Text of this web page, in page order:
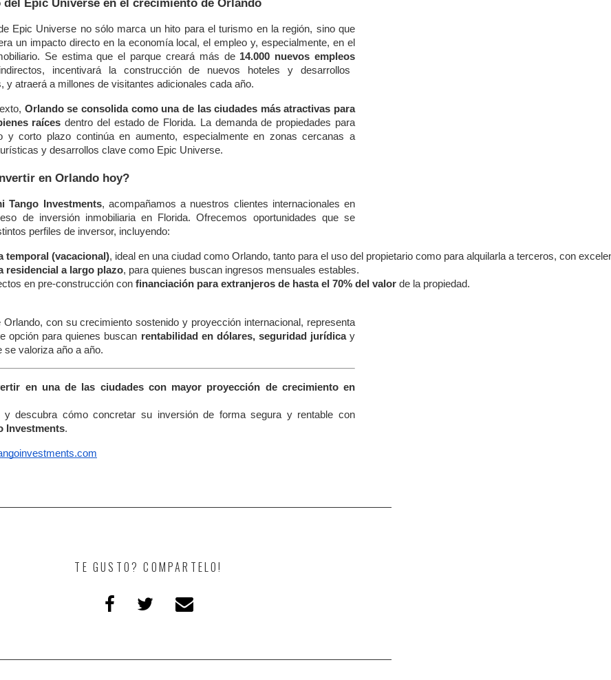
del Epic Universe en el crecimiento de Orlando
Epic Universe no sólo marca un hito para el turismo en la región, sino que
un impacto directo en la economía local, el empleo y, especialmente, en el
Se estima que el parque creará más de 14.000 nuevos empleos
incentivará la construcción de nuevos hoteles y desarrollos
y atraerá a millones de visitantes adicionales cada año.
Orlando se consolida como una de las ciudades más atractivas para
raíces dentro del estado de Florida. La demanda de propiedades para
y corto plazo continúa en aumento, especialmente en zonas cercanas a
y desarrollos clave como Epic Universe.
en Orlando hoy?
Tango Investments, acompañamos a nuestros clientes internacionales en
de inversión inmobiliaria en Florida. Ofrecemos oportunidades que se
perfiles de inversor, incluyendo:
temporal (vacacional), ideal en una ciudad como Orlando, tanto para el uso del propietario como para alquilarla a terceros, con
residencial a largo plazo, para quienes buscan ingresos mensuales estables.
en pre-construcción con financiación para extranjeros de hasta el 70% del valor de la propiedad.
Orlando, con su crecimiento sostenido y proyección internacional, representa
opción para quienes buscan rentabilidad en dólares, seguridad jurídicay
se valoriza año a año.
en una de las ciudades con mayor proyección de crecimiento en
y descubra cómo concretar su inversión de forma segura y rentable con
Investments.
TE GUSTO? COMPARTELO!